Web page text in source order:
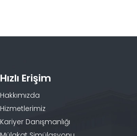
Hızlı Erişim
Hakkımızda
Hizmetlerimiz
Kariyer Danışmanlığı